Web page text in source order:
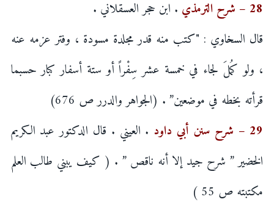
28 – شرح الترمذي
. ابن حجر العسقلاني .
قال السخاوي : "كتب منه قدر مجلدة مسودة ، وفتر عزمه عنه
، ولو كمُلَ لجاء في خمسة عشر سِفْراً أو ستة أسفار كبار حسبما
قرأته بخطه في موضعين” . (الجواهر والدرر ص 676)
29 – شرح سنن أبي داود
. العيني . قال الدكتور عبد الكريم
الخضير ” شرح جيد إلا أنه ناقص ” . ( كيف يبني طالب العلم
مكتبته ص 55 )